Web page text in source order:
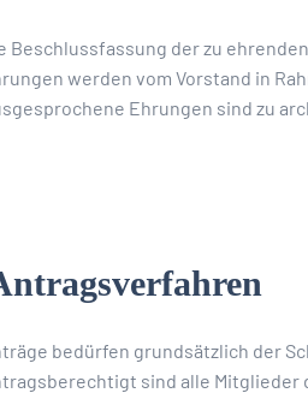
Beschlussfassung der zu
werden vom Vorstand in
Ehrungen sind zu
bedürfen grundsätzlich der
sind alle Mitglieder